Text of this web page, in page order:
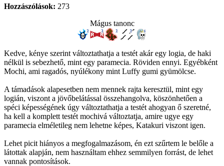
Hozzászólások: 273
Mágus tanonc
Kedve, kénye szerint változtathatja a testét akár egy logia, de haki
nélkül is sebezhető, mint egy paramecia. Röviden ennyi. Egyébként
Mochi, ami ragadós, nyúlékony mint Luffy gumi gyümölcse.
A támadások alapesetben nem mennek rajta keresztül, mint egy
logián, viszont a jövőbelátással összehangolva, köszönhetően a
spéci képességének úgy változtathatja a testét ahogyan ő szeretné,
ha kell a komplett testét mochivá változtatja, amire ugye egy
paramecia elméletileg nem lehetne képes, Katakuri viszont igen.
Lehet picit hiányos a megfogalmazásom, én ezt szűrtem le belőle a
látottak alapján, nem használtam ehhez semmilyen forrást, de lehet
vannak pontosítások.